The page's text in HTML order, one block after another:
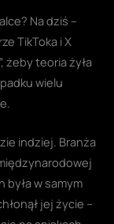
Na dziś –
TikToka i X
żeby teoria żyła
wielu
indziej. Branża
była w samym
jej życie –